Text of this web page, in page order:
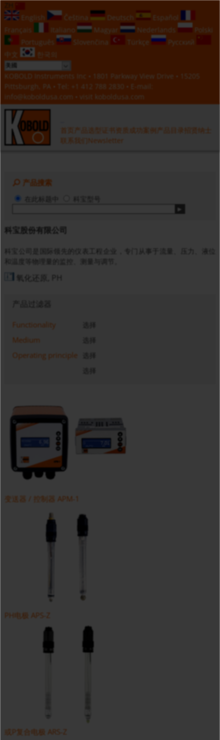
English
Čeština Deutsch
Español
Français
Italiano Magyar Nederlands
Polski
Português
Slovenčina Türkçe
Русский
中文
한국의
KOBOLD Instruments Inc • 1801 Parkway View Drive • 15205
Pittsburgh, PA • Tel:
+1 412 788 2830 • E-mail:
info@koboldusa.com • visit koboldusa.com
首页 产品选型 证书资质 成功案例 产品目录 招贤纳士
联系我们 Newsletter
产品搜索
在此标题中 科宝型号
科宝股份有限公司
科宝公司是国际领先的仪表工程企业，专门从事于流量、压力、液位
和温度等物理量的监控、测量与调节。
氧化还原, PH
产品过滤器
Functionality 选择
Medium 选择
Operating principle
选择
选择
变送器 / 控制器 APM-1
PH电极 APS-Z
或P复合电极 ARS-Z